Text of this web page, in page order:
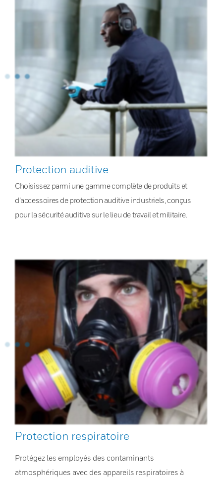
Protection auditive
Choisissez parmi une gamme complète de produits et
d’accessoires de protection auditive industriels, conçus
pour la sécurité auditive sur le lieu de travail et militaire.
Protection respiratoire
Protégez les employés des contaminants
atmosphériques avec des appareils respiratoires à